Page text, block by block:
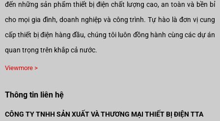
đến những sản phẩm thiết bị điện chất lượng cao, an toàn và bền bỉ
cho mọi gia đình, doanh nghiệp và công trình. Tự hào là đơn vị cung
cấp thiết bị điện hàng đầu, chúng tôi luôn đồng hành cùng các dự án
quan trọng trên khắp cả nước.
Viewmore >
Thông tin liên hệ
CÔNG TY TNHH SẢN XUẤT VÀ THƯƠNG MẠI THIẾT BỊ ĐIỆN TTA